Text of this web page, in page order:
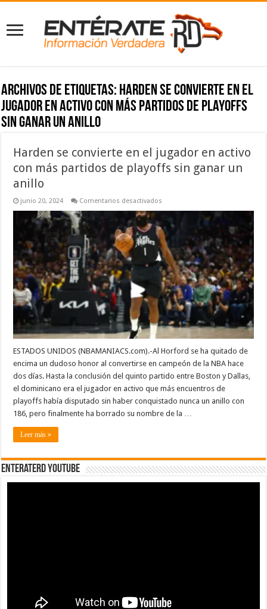
Archivos de etiquetas: Harden se convierte en el
jugador en activo con más partidos de playoffs
sin ganar un anillo
Harden se convierte en el jugador en activo
con más partidos de playoffs sin ganar un
anillo
junio 20, 2024 Comentarios desactivados
convierte
en
el
jugador
en
activo
con
más
partidos
de
playoffs
sin
ganar
un
anillo
ESTADOS UNIDOS (NBAMANIACS.com).-Al Horford se ha quitado de
encima un dudoso honor al convertirse en campeón de la NBA hace
dos días. Hasta la conclusión del quinto partido entre Boston y Dallas,
el dominicano era el jugador en activo que más encuentros de
playoffs había disputado sin haber conquistado nunca un anillo con
186, pero finalmente ha borrado su nombre de la …
Leer más »
EnterateRD YOUTUBE